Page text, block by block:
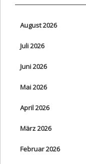
August 2026
Juli 2026
Juni 2026
Mai 2026
April 2026
März 2026
Februar 2026